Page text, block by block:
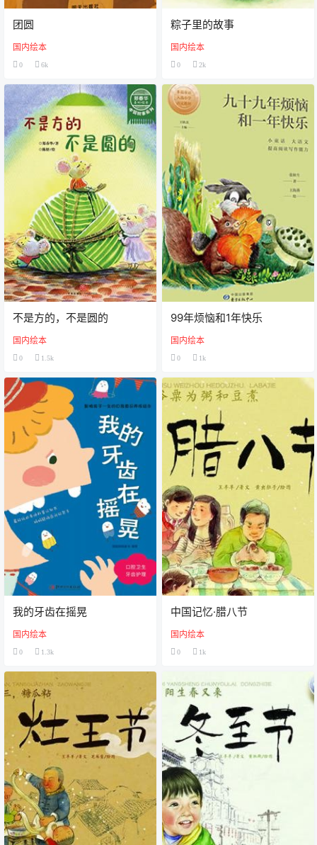
团圆
国内绘本
0 6k
粽子里的故事
国内绘本
0 2k
不是方的，不是圆的
国内绘本
0 1.5k
99年烦恼和1年快乐
国内绘本
0 1k
我的牙齿在摇晃
国内绘本
0 1.3k
中国记忆·腊八节
国内绘本
0 1k